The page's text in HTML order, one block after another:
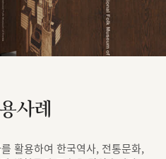
사례
활용하여 한국역사, 전통문화,